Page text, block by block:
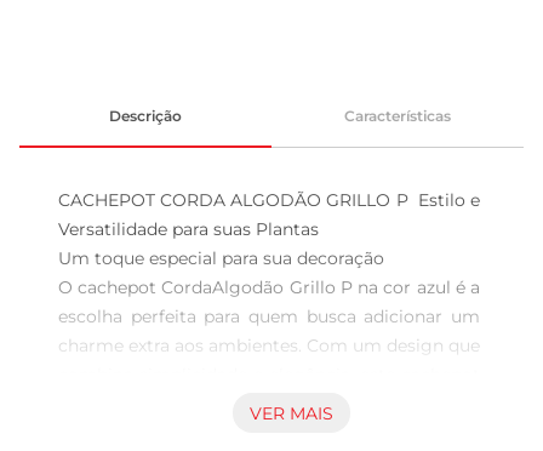
Descrição Características
CACHEPOT CORDA ALGODÃO GRILLO P  Estilo e
Versatilidade para suas Plantas
Um toque especial para sua decoração
O cachepot CordaAlgodão Grillo P na cor azul é a
escolha perfeita para quem busca adicionar um
charme extra aos ambientes. Com um design que
é ideal para acomodar suas plantas favoritas,
VER MAIS